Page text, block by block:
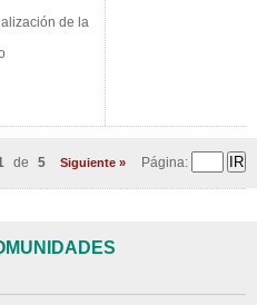
de la
de 5 Siguiente » Página: